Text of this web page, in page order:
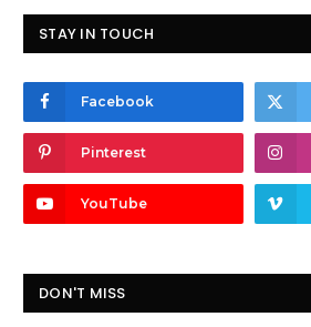
STAY IN TOUCH
Facebook
Pinterest
YouTube
DON'T MISS